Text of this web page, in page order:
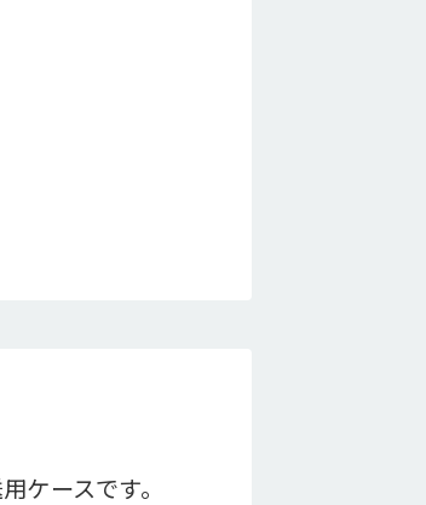
ケースです。